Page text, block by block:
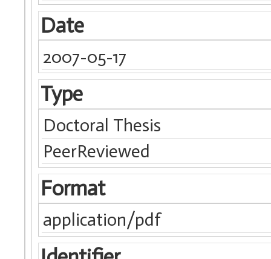
Date
2007-05-17
Type
Doctoral Thesis
PeerReviewed
Format
application/pdf